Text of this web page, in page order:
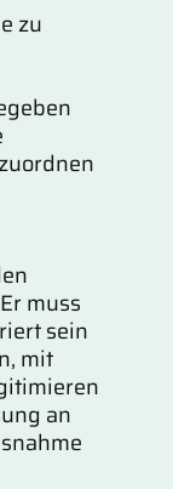
zu
muss
sein
mit
an